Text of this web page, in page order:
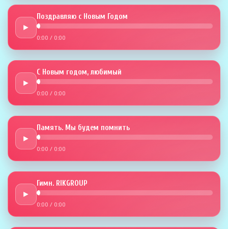
►
Поздравляю с Новым Годом
0:00 / 0:00
►
С Новым годом, любимый
0:00 / 0:00
►
Память. Мы будем помнить
0:00 / 0:00
►
Гимн. RIKGROUP
0:00 / 0:00